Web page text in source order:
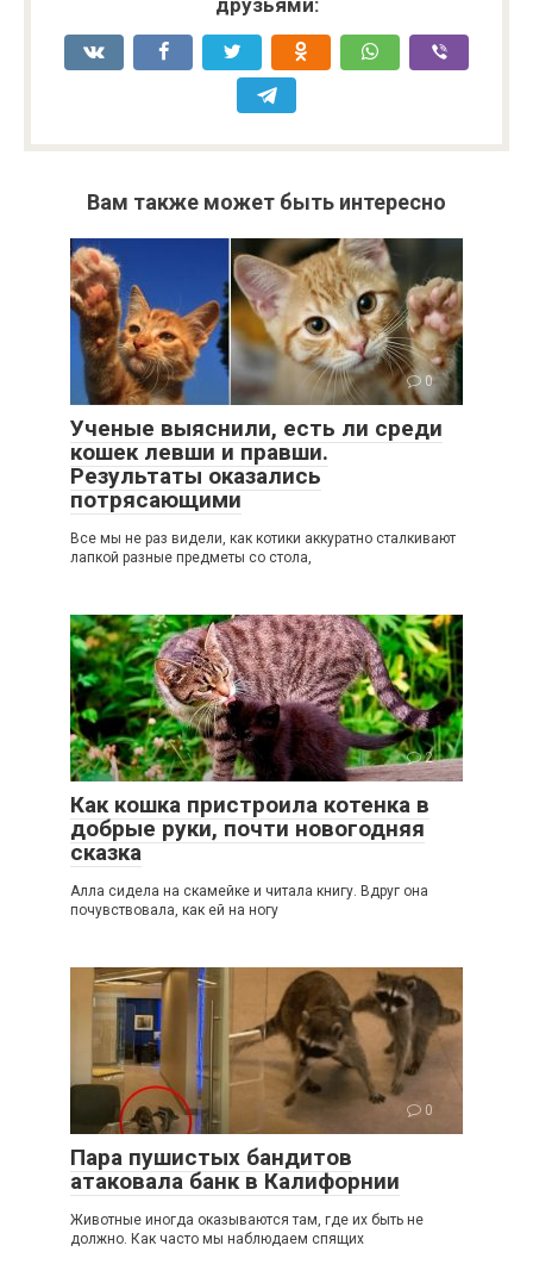
Вам также может быть интересно
0
Ученые выяснили, есть ли среди
кошек левши и правши.
Результаты оказались
потрясающими
Все мы не раз видели, как котики аккуратно сталкивают
лапкой разные предметы со стола,
2
Как кошка пристроила котенка в
добрые руки, почти новогодняя
сказка
Алла сидела на скамейке и читала книгу. Вдруг она
почувствовала, как ей на ногу
0
Пара пушистых бандитов
атаковала банк в Калифорнии
Животные иногда оказываются там, где их быть не
должно. Как часто мы наблюдаем спящих